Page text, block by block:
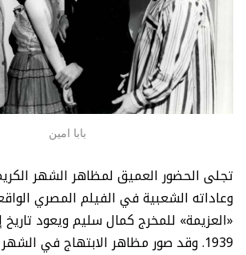
بابا امين
تجلى الحضور العميق لمظاهر الشهر
وعاداته الشعبية في الفيلم المصري
«العزيمة» للمخرج كمال سليم ويعود تاريخ
1939. وقد صور مظاهر الابتهاج في